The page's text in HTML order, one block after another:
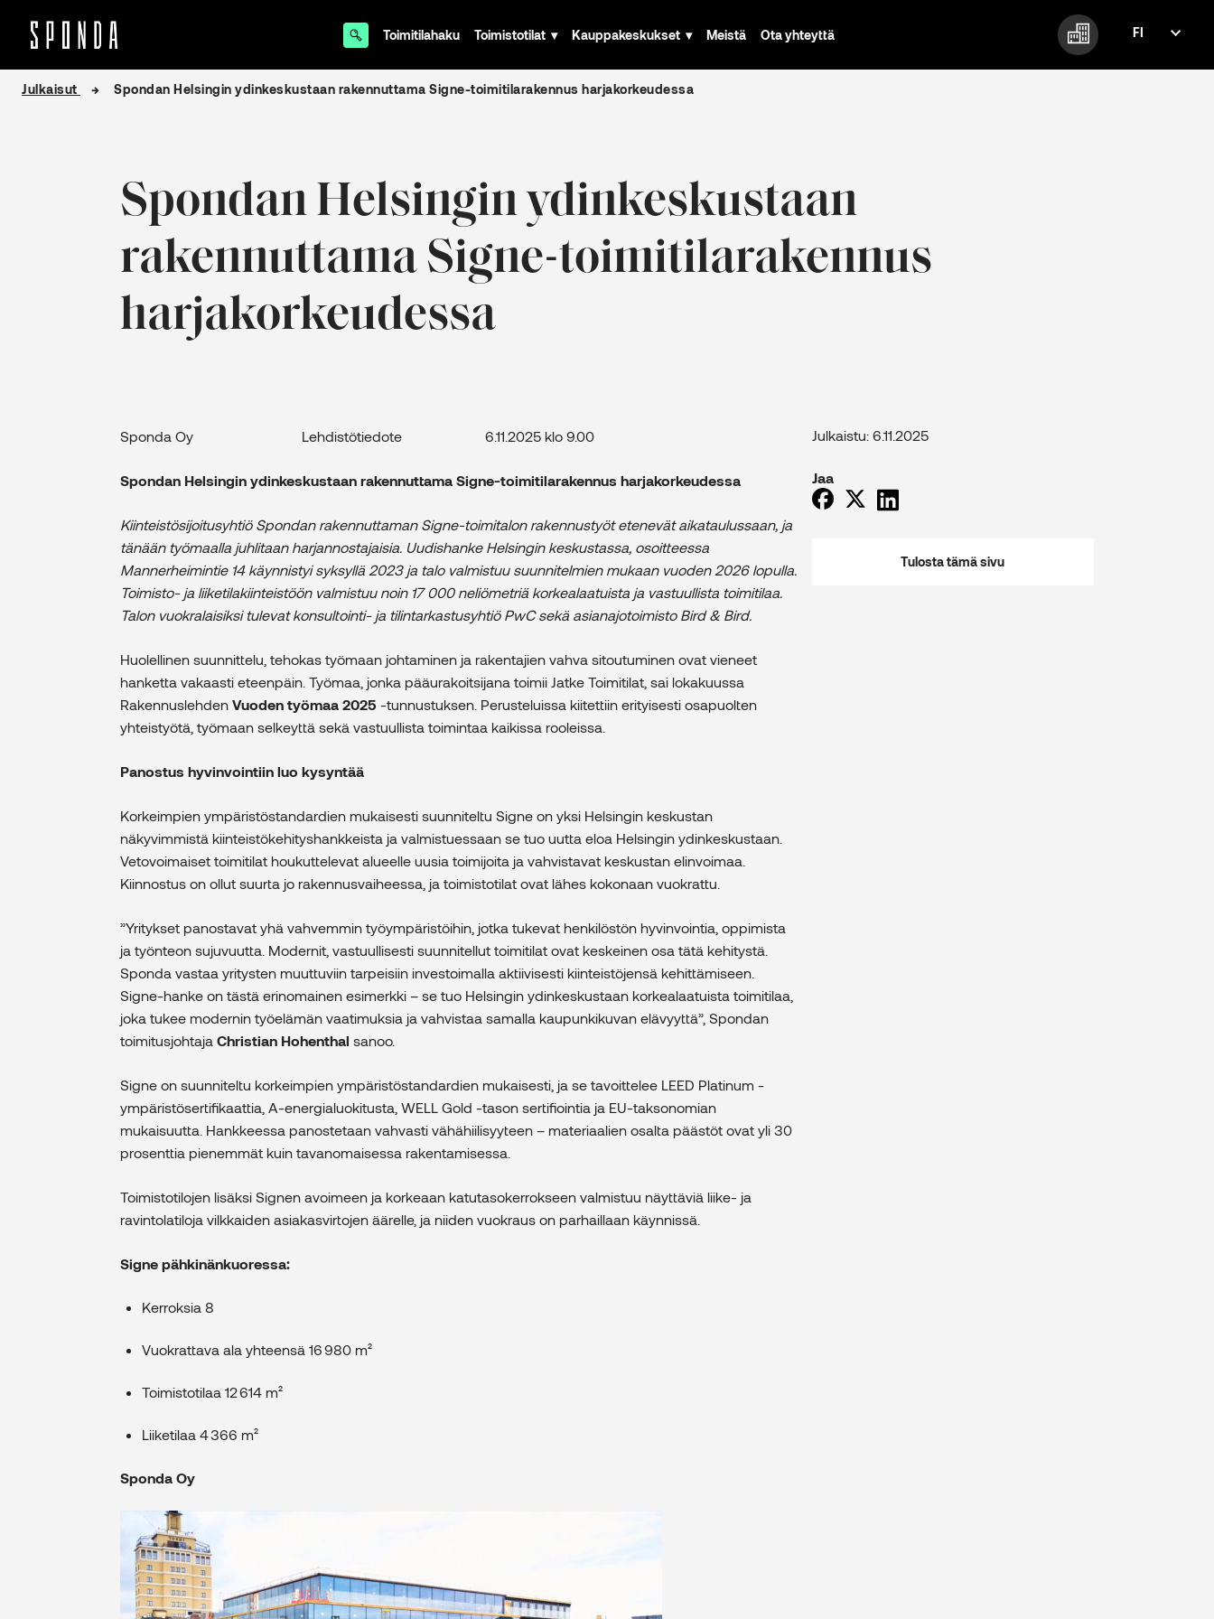
Toimitilahaku Toimistotilat Kauppakeskukset Meistä Ota yhteyttä
FI
sisältöön
Julkaisut Spondan Helsingin ydinkeskustaan rakennuttama Signe-toimitilarakennus harjakorkeudessa
Spondan Helsingin ydinkeskustaan
rakennuttama Signe-toimitilarakennus
harjakorkeudessa
Sponda Oy Lehdistötiedote 6.11.2025 klo 9.00
Spondan Helsingin ydinkeskustaan rakennuttama Signe-toimitilarakennus harjakorkeudessa
Kiinteistösijoitusyhtiö Spondan rakennuttaman Signe-toimitalon rakennustyöt etenevät aikataulussaan, ja
tänään työmaalla juhlitaan harjannostajaisia. Uudishanke Helsingin keskustassa, osoitteessa
Mannerheimintie 14 käynnistyi syksyllä 2023 ja talo valmistuu suunnitelmien mukaan vuoden 2026 lopulla.
Toimisto- ja liiketilakiinteistöön valmistuu noin 17 000 neliömetriä korkealaatuista ja vastuullista toimitilaa.
Talon vuokralaisiksi tulevat konsultointi- ja tilintarkastusyhtiö PwC sekä asianajotoimisto Bird & Bird.
Huolellinen suunnittelu, tehokas työmaan johtaminen ja rakentajien vahva sitoutuminen ovat vieneet
hanketta vakaasti eteenpäin. Työmaa, jonka pääurakoitsijana toimii Jatke Toimitilat, sai lokakuussa
RakennuslehdenVuoden työmaa 2025 -tunnustuksen. Perusteluissa kiitettiin erityisesti osapuolten
yhteistyötä, työmaan selkeyttä sekä vastuullista toimintaa kaikissa rooleissa.
Panostus hyvinvointiin luo kysyntää
Korkeimpien ympäristöstandardien mukaisesti suunniteltu Signe on yksi Helsingin keskustan
näkyvimmistä kiinteistökehityshankkeista ja valmistuessaan se tuo uutta eloa Helsingin ydinkeskustaan.
Vetovoimaiset toimitilat houkuttelevat alueelle uusia toimijoita ja vahvistavat keskustan elinvoimaa.
Kiinnostus on ollut suurta jo rakennusvaiheessa, ja toimistotilat ovat lähes kokonaan vuokrattu.
”Yritykset panostavat yhä vahvemmin työympäristöihin, jotka tukevat henkilöstön hyvinvointia, oppimista
ja työnteon sujuvuutta. Modernit, vastuullisesti suunnitellut toimitilat ovat keskeinen osa tätä kehitystä.
Sponda vastaa yritysten muuttuviin tarpeisiin investoimalla aktiivisesti kiinteistöjensä kehittämiseen.
Signe-hanke on tästä erinomainen esimerkki – se tuo Helsingin ydinkeskustaan korkealaatuista toimitilaa,
joka tukee modernin työelämän vaatimuksia ja vahvistaa samalla kaupunkikuvan elävyyttä”, Spondan
toimitusjohtajaChristian Hohenthal sanoo.
Signe on suunniteltu korkeimpien ympäristöstandardien mukaisesti, ja se tavoittelee LEED Platinum -
ympäristösertifikaattia, A-energialuokitusta, WELL Gold -tason sertifiointia ja EU-taksonomian
mukaisuutta. Hankkeessa panostetaan vahvasti vähähiilisyyteen – materiaalien osalta päästöt ovat yli 30
prosenttia pienemmät kuin tavanomaisessa rakentamisessa.
Toimistotilojen lisäksi Signen avoimeen ja korkeaan katutasokerrokseen valmistuu näyttäviä liike- ja
ravintolatiloja vilkkaiden asiakasvirtojen äärelle, ja niiden vuokraus on parhaillaan käynnissä.
Signe pähkinänkuoressa:
Kerroksia 8
Vuokrattava ala yhteensä 16 980 m²
Toimistotilaa 12 614 m²
Liiketilaa 4 366 m²
Sponda Oy
Julkaistu: 6.11.2025
Jaa
Tulosta tämä sivu